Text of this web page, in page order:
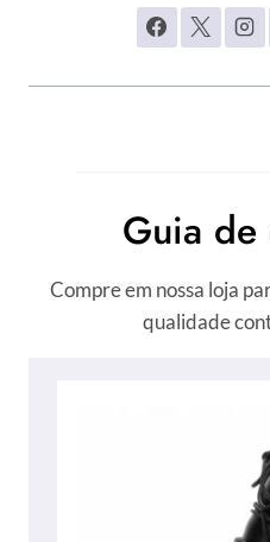
Guia de
Compre em nossa loja
qualidade